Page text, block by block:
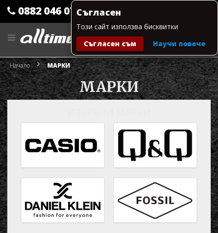
Съгласен
Този сайт използва бисквитки
Съгласен съм
Научи повече
0882 046 079
Прескачане
към
Моята количка
Начало МАРКИ
МАРКИ